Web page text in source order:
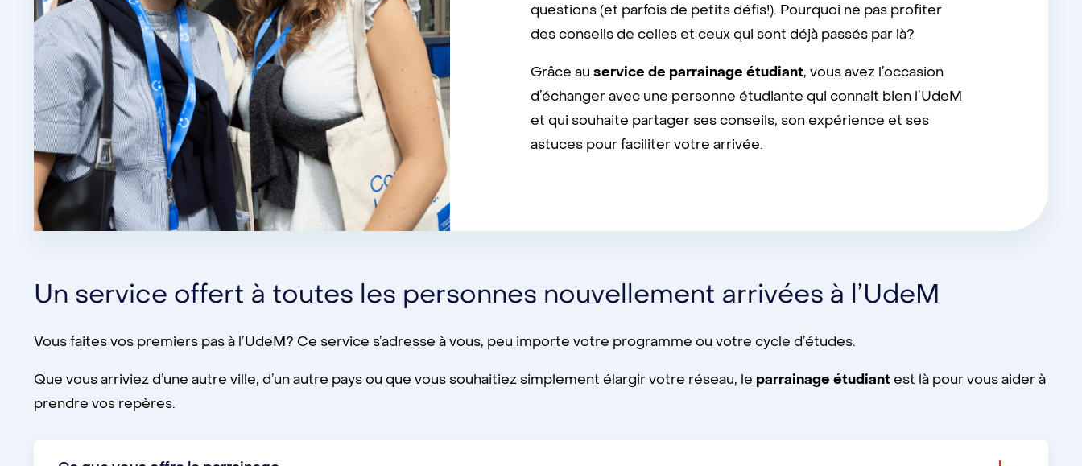
questions (et parfois de petits défis!). Pourquoi ne pas profiter
des conseils de celles et ceux qui sont déjà passés par là?
Grâce au service de parrainage étudiant, vous avez l’occasion
d’échanger avec une personne étudiante qui connait bien l’UdeM
et qui souhaite partager ses conseils, son expérience et ses
astuces pour faciliter votre arrivée.
Un service offert à toutes les personnes nouvellement arrivées à l’UdeM
Vous faites vos premiers pas à l’UdeM? Ce service s’adresse à vous, peu importe votre programme ou votre cycle d’études.
Que vous arriviez d’une autre ville, d’un autre pays ou que vous souhaitiez simplement élargir votre réseau, le parrainage étudiantest là pour vous aider à
prendre vos repères.